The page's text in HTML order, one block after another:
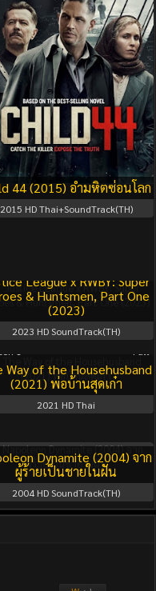
44 (2015) อำมหิตซ่อนโลก
2015 HD Thai+SoundTrack(TH)
League x RWBY: Super
& Huntsmen, Part One
(2023)
2023 HD SoundTrack(TH)
Way of the Househusband
(2021) พ่อบ้านสุดเก๋า
2021 HD Thai
Dynamite (2004) จาก
ผู้ร้ายเป็นชายในฝัน
2004 HD SoundTrack(TH)